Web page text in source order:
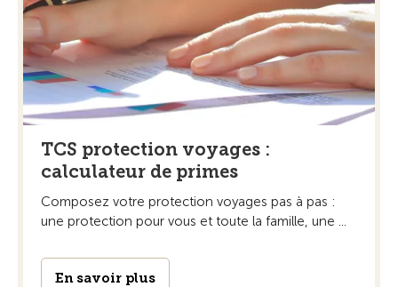
TCS protection voyages :
calculateur de primes
Composez votre protection voyages pas à pas :
une protection pour vous et toute la famille, une ...
En savoir plus